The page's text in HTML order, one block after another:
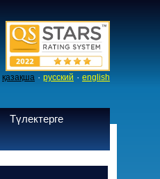
қазақша · русский · english
Түлектерге